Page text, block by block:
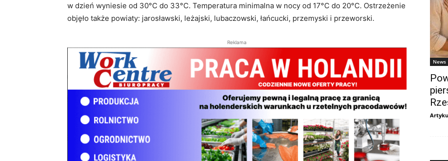
w dzień wyniesie od 30°C do 33°C. Temperatura minimalna w nocy od 17°C do 20°C. Ostrzeżenie
objęło także powiaty: jarosławski, leżajski, lubaczowski, łańcucki, przemyski i przeworski.
Reklama
News